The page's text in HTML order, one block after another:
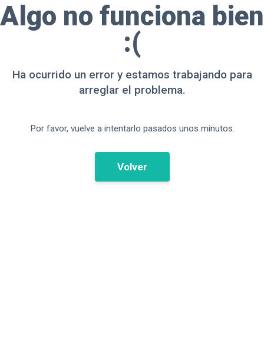
Algo no funciona bien
:(
Ha ocurrido un error y estamos trabajando para
arreglar el problema.
Por favor, vuelve a intentarlo pasados unos minutos.
Volver